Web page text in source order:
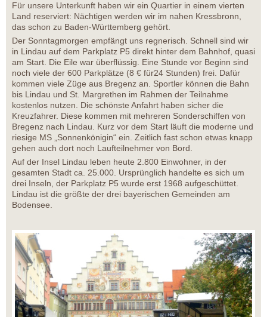
Für unsere Unterkunft haben wir ein Quartier in einem vierten
Land reserviert: Nächtigen werden wir im nahen Kressbronn,
das schon zu Baden-Württemberg gehört.
Der Sonntagmorgen empfängt uns regnerisch. Schnell sind wir
in Lindau auf dem Parkplatz P5 direkt hinter dem Bahnhof, quasi
am Start. Die Eile war überflüssig. Eine Stunde vor Beginn sind
noch viele der 600 Parkplätze (8 € für24 Stunden) frei. Dafür
kommen viele Züge aus Bregenz an. Sportler können die Bahn
bis Lindau und St. Margrethen im Rahmen der Teilnahme
kostenlos nutzen. Die schönste Anfahrt haben sicher die
Kreuzfahrer. Diese kommen mit mehreren Sonderschiffen von
Bregenz nach Lindau. Kurz vor dem Start läuft die moderne und
riesige MS „Sonnenkönigin“ ein. Zeitlich fast schon etwas knapp
gehen auch dort noch Laufteilnehmer von Bord.
Auf der Insel Lindau leben heute 2.800 Einwohner, in der
gesamten Stadt ca. 25.000. Ursprünglich handelte es sich um
drei Inseln, der Parkplatz P5 wurde erst 1968 aufgeschüttet.
Lindau ist die größte der drei bayerischen Gemeinden am
Bodensee.